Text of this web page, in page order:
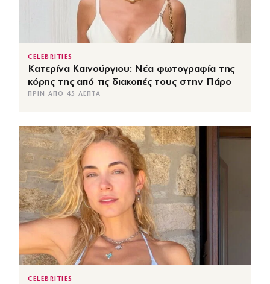
CELEBRITIES
Κατερίνα Καινούργιου: Νέα φωτογραφία της
κόρης της από τις διακοπές τους στην Πάρο
ΠΡΙΝ ΑΠΌ 45 ΛΕΠΤΆ
CELEBRITIES